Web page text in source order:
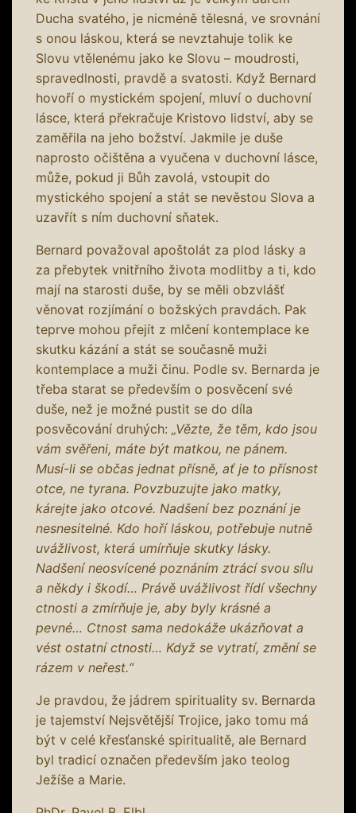
Ducha svatého, je nicméně tělesná, ve srovnání
s onou láskou, která se nevztahuje tolik ke
Slovu vtělenému jako ke Slovu – moudrosti,
spravedlnosti, pravdě a svatosti. Když Bernard
hovoří o mystickém spojení, mluví o duchovní
lásce, která překračuje Kristovo lidství, aby se
zaměřila na jeho božství. Jakmile je duše
naprosto očištěna a vyučena v duchovní lásce,
může, pokud ji Bůh zavolá, vstoupit do
mystického spojení a stát se nevěstou Slova a
uzavřít s ním duchovní sňatek.
Bernard považoval apoštolát za plod lásky a
za přebytek vnitřního života modlitby a ti, kdo
mají na starosti duše, by se měli obzvlášť
věnovat rozjímání o božských pravdách. Pak
teprve mohou přejít z mlčení kontemplace ke
skutku kázání a stát se současně muži
kontemplace a muži činu. Podle sv. Bernarda je
třeba starat se především o posvěcení své
duše, než je možné pustit se do díla
posvěcování druhých: „Vězte, že těm, kdo jsou
vám svěřeni, máte být matkou, ne pánem.
Musí-li se občas jednat přísně, ať je to přísnost
otce, ne tyrana. Povzbuzujte jako matky,
kárejte jako otcové. Nadšení bez poznání je
nesnesitelné. Kdo hoří láskou, potřebuje nutně
uvážlivost, která umírňuje skutky lásky.
Nadšení neosvícené poznáním ztrácí svou sílu
a někdy i škodí… Právě uvážlivost řídí všechny
ctnosti a zmírňuje je, aby byly krásné a
pevné… Ctnost sama nedokáže ukázňovat a
vést ostatní ctnosti… Když se vytratí, změní se
rázem v neřest.“
Je pravdou, že jádrem spirituality sv. Bernarda
je tajemství Nejsvětější Trojice, jako tomu má
být v celé křesťanské spiritualitě, ale Bernard
byl tradicí označen především jako teolog
Ježíše a Marie.